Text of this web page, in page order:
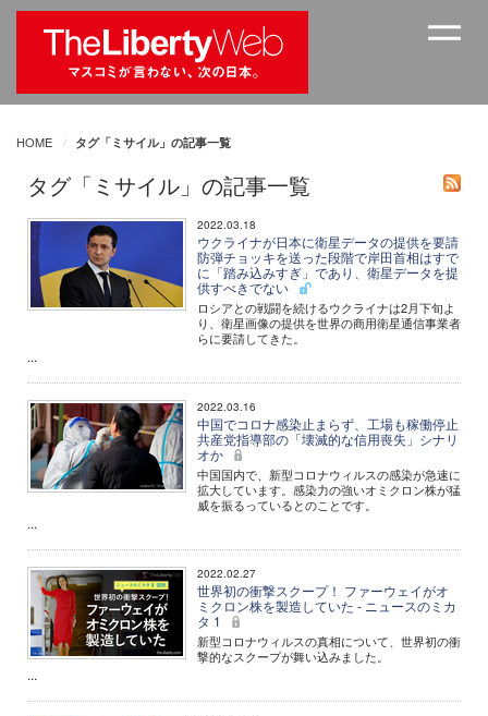
HOME タグ「ミサイル」の記事一覧
タグ「ミサイル」の記事一覧
2022.03.18
ウクライナが日本に衛星データの提供を要請
防弾チョッキを送った段階で岸田首相はすで
に「踏み込みすぎ」であり、衛星データを提
供すべきでない
ロシアとの戦闘を続けるウクライナは2月下旬よ
り、衛星画像の提供を世界の商用衛星通信事業者
らに要請してきた。
...
2022.03.16
中国でコロナ感染止まらず、工場も稼働停止
共産党指導部の「壊滅的な信用喪失」シナリ
オか
中国国内で、新型コロナウィルスの感染が急速に
拡大しています。感染力の強いオミクロン株が猛
威を振るっているとのことです。
...
2022.02.27
世界初の衝撃スクープ！ ファーウェイがオ
ミクロン株を製造していた - ニュースのミカ
タ 1
新型コロナウィルスの真相について、世界初の衝
撃的なスクープが舞い込みました。
...